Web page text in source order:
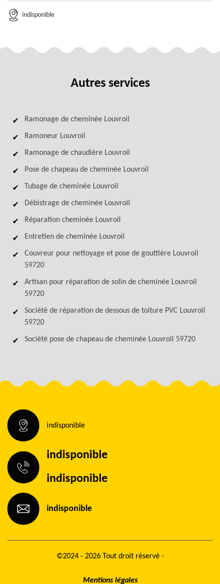
indisponible
Autres services
Ramonage de cheminée Louvroil
Ramoneur Louvroil
Ramonage de chaudière Louvroil
Pose de chapeau de cheminée Louvroil
Tubage de cheminée Louvroil
Débistrage de cheminée Louvroil
Réparation cheminée Louvroil
Entretien de cheminée Louvroil
Couvreur pour nettoyage et pose de gouttière Louvroil
59720
Artisan pour réparation de solin de cheminée Louvroil
59720
Société de réparation de dessous de toiture PVC Louvroil
59720
Société pose de chapeau de cheminée Louvroil 59720
indisponible
indisponible
indisponible
indisponible
©2024 - 2026 Tout droit réservé -
Mentions légales